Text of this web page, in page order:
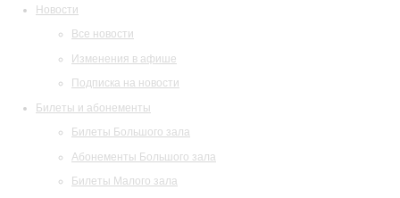
Новости
Все новости
Изменения в афише
Подписка на новости
Билеты и абонементы
Билеты Большого зала
Абонементы Большого зала
Билеты Малого зала